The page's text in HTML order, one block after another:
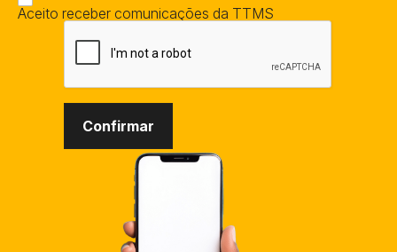
Aceito receber comunicações da TTMS